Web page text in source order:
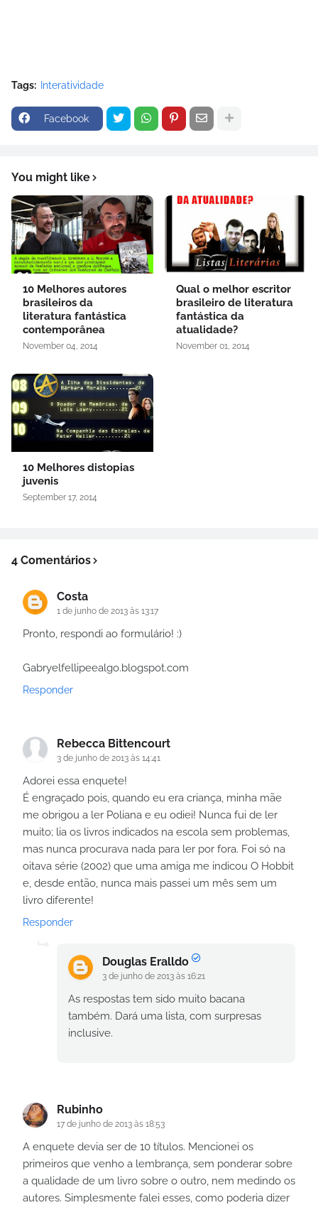
Tags: Interatividade
Facebook
You might like
10 Melhores autores
brasileiros da
literatura fantástica
contemporânea
November 04, 2014
Qual o melhor escritor
brasileiro de literatura
fantástica da
atualidade?
November 01, 2014
10 Melhores distopias
juvenis
September 17, 2014
4 Comentários
Costa
1 de junho de 2013 às 13:17
Pronto, respondi ao formulário! :)
Gabryelfellipeealgo.blogspot.com
Responder
Rebecca Bittencourt
3 de junho de 2013 às 14:41
Adorei essa enquete!
É engraçado pois, quando eu era criança, minha mãe
me obrigou a ler Poliana e eu odiei! Nunca fui de ler
muito; lia os livros indicados na escola sem problemas,
mas nunca procurava nada para ler por fora. Foi só na
oitava série (2002) que uma amiga me indicou O Hobbit
e, desde então, nunca mais passei um mês sem um
livro diferente!
Responder
Douglas Eralldo
3 de junho de 2013 às 16:21
As respostas tem sido muito bacana
também. Dará uma lista, com surpresas
inclusive.
Rubinho
17 de junho de 2013 às 18:53
A enquete devia ser de 10 títulos. Mencionei os
primeiros que venho a lembrança, sem ponderar sobre
a qualidade de um livro sobre o outro, nem medindo os
autores. Simplesmente falei esses, como poderia dizer